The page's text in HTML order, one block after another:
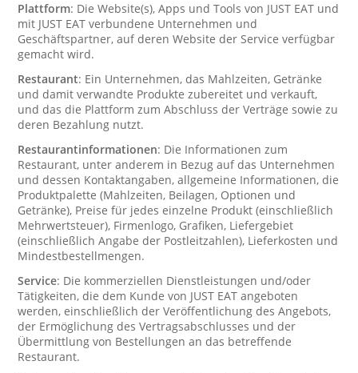
Plattform: Die Website(s), Apps und Tools von JUST EAT und
mit JUST EAT verbundene Unternehmen und
Geschäftspartner, auf deren Website der Service verfügbar
gemacht wird.
Restaurant: Ein Unternehmen, das Mahlzeiten, Getränke
und damit verwandte Produkte zubereitet und verkauft,
und das die Plattform zum Abschluss der Verträge sowie zu
deren Bezahlung nutzt.
Restaurantinformationen: Die Informationen zum
Restaurant, unter anderem in Bezug auf das Unternehmen
und dessen Kontaktangaben, allgemeine Informationen, die
Produktpalette (Mahlzeiten, Beilagen, Optionen und
Getränke), Preise für jedes einzelne Produkt (einschließlich
Mehrwertsteuer), Firmenlogo, Grafiken, Liefergebiet
(einschließlich Angabe der Postleitzahlen), Lieferkosten und
Mindestbestellmengen.
Service: Die kommerziellen Dienstleistungen und/oder
Tätigkeiten, die dem Kunde von JUST EAT angeboten
werden, einschließlich der Veröffentlichung des Angebots,
der Ermöglichung des Vertragsabschlusses und der
Übermittlung von Bestellungen an das betreffende
Restaurant.